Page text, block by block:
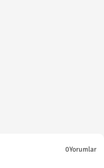
0Yorumlar